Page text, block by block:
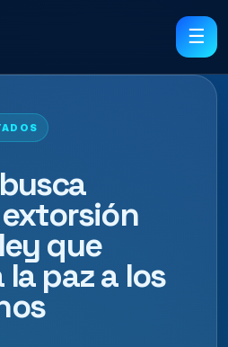
☰
que
paz a los